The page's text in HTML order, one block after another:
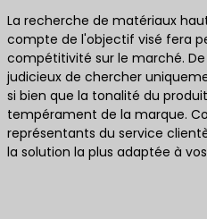
La recherche de matériaux
compte de l'objectif visé fera
compétitivité sur le marché.
judicieux de chercher
si bien que la tonalité du
tempérament de la marque.
représentants du service
la solution la plus adaptée à